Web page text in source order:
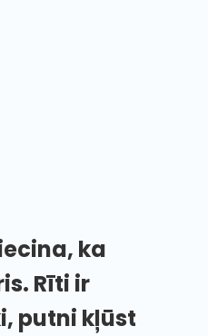
ka
Rīti ir
putni kļūst